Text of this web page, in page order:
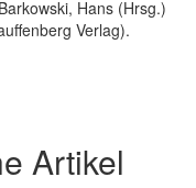
Hans (Hrsg.)
Verlag).
Artikel